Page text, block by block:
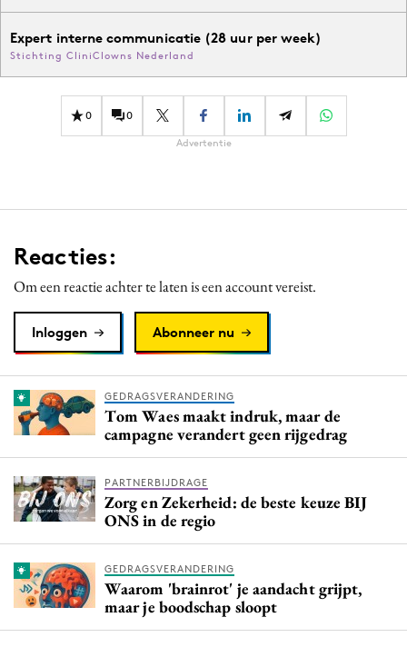
Expert interne communicatie (28 uur per week)
Stichting CliniClowns Nederland
0 0
Advertentie
Reacties:
Om een reactie achter te laten is een account vereist.
Inloggen Abonneer nu
GEDRAGSVERANDERING
Tom Waes maakt indruk, maar de
campagne verandert geen rijgedrag
PARTNERBIJDRAGE
Zorg en Zekerheid: de beste keuze BIJ
ONS in de regio
GEDRAGSVERANDERING
Waarom 'brainrot' je aandacht grijpt,
maar je boodschap sloopt